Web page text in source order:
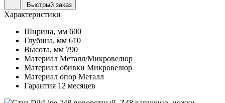
Быстрый заказ
Характеристики
Ширина, мм 600
Глубина, мм 610
Высота, мм 790
Материал Металл/Микровелюр
Материал обивки Микровелюр
Материал опор Металл
Гарантия 12 месяцев